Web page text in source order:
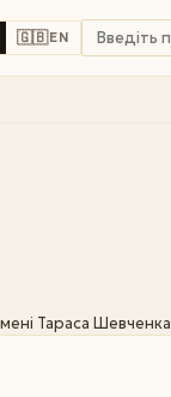
🇬🇧EN
Тараса Шевченка